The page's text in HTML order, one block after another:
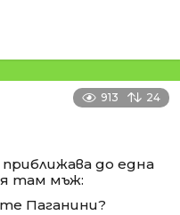
913 24
до една
там мъж:
Паганини?